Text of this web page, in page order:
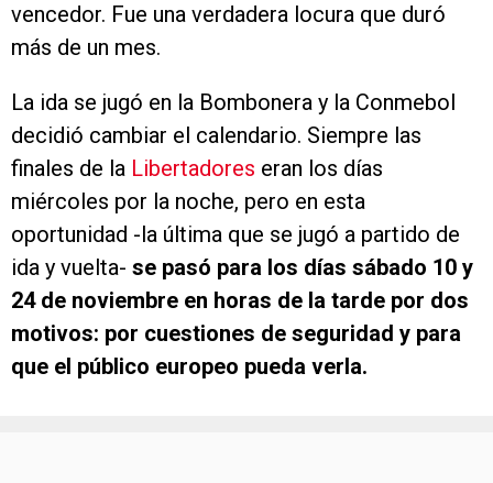
vencedor. Fue una verdadera locura que duró
más de un mes.
La ida se jugó en la Bombonera y la Conmebol
decidió cambiar el calendario. Siempre las
finales de la Libertadores eran los días
miércoles por la noche, pero en esta
oportunidad -la última que se jugó a partido de
ida y vuelta- se pasó para los días sábado 10 y
24 de noviembre en horas de la tarde por dos
motivos: por cuestiones de seguridad y para
que el público europeo pueda verla.